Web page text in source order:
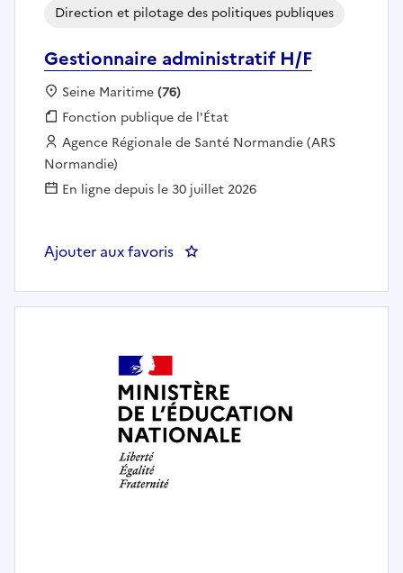
Gestionnaire administratif H/F
Direction et pilotage des politiques publiques
Localisation :
Seine Maritime(76)
Fonction publique :
Fonction publique de l'État
Employeur :
Agence Régionale de Santé Normandie (ARS
Normandie)
En ligne depuis le 30 juillet 2026
Ajouter aux favoris : Gestionnaire administratif H/F